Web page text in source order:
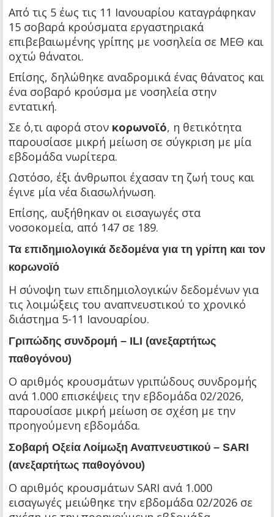
Από τις 5 έως τις 11 Ιανουαρίου καταγράφηκαν
15 σοβαρά κρούσματα εργαστηριακά
επιβεβαιωμένης γρίπης με νοσηλεία σε ΜΕΘ και
οχτώ θάνατοι.
Επίσης, δηλώθηκε αναδρομικά ένας θάνατος και
ένα σοβαρό κρούσμα με νοσηλεία στην
εντατική.
Σε ό,τι αφορά στον κορωνοϊό, η θετικότητα
παρουσίασε μικρή μείωση σε σύγκριση με μία
εβδομάδα νωρίτερα.
Ωστόσο, έξι άνθρωποι έχασαν τη ζωή τους και
έγινε μία νέα διασωλήνωση.
Επίσης, αυξήθηκαν οι εισαγωγές στα
νοσοκομεία, από 147 σε 189.
Τα επιδημιολογικά δεδομένα για τη γρίπη και τον
κορωνοϊό
Η σύνοψη των επιδημιολογικών δεδομένων για
τις λοιμώξεις του αναπνευστικού το χρονικό
διάστημα 5-11 Ιανουαρίου.
Γριπώδης συνδρομή – ILI (ανεξαρτήτως
παθογόνου)
Ο αριθμός κρουσμάτων γριπώδους συνδρομής
ανά 1.000 επισκέψεις την εβδομάδα 02/2026,
παρουσίασε μικρή μείωση σε σχέση με την
προηγούμενη εβδομάδα.
Σοβαρή Οξεία Λοίμωξη Αναπνευστικού – SARI
(ανεξαρτήτως παθογόνου)
Ο αριθμός κρουσμάτων SARI ανά 1.000
εισαγωγές μειώθηκε την εβδομάδα 02/2026 σε